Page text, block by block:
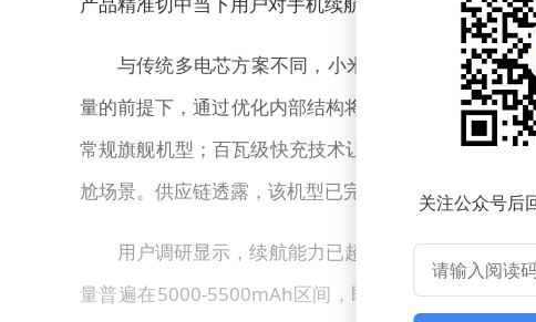
与传统多电芯方案不同，小米此次采用的单电芯
量的前提下，通过优化内部结构将机身厚度控制在合
常规旗舰机型；百瓦级快充技术让超大容量电池的充
尬场景。供应链透露，该机型已完成核心技术验证，
用户调研显示，续航能力已超越性能、影像成为
量普遍在5000-5500mAh区间，即便通过系统优化
关注公众号后